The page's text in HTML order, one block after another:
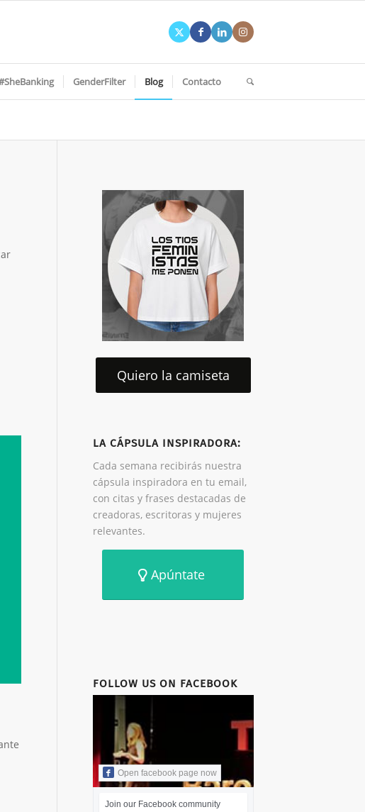
GenderFilter Blog Contacto
Quiero la camiseta
LA CÁPSULA INSPIRADORA:
Cada semana recibirás nuestra
cápsula inspiradora en tu email,
con citas y frases destacadas de
creadoras, escritoras y mujeres
relevantes.
Apúntate
FOLLOW US ON FACEBOOK
Open facebook page now
Join our Facebook community